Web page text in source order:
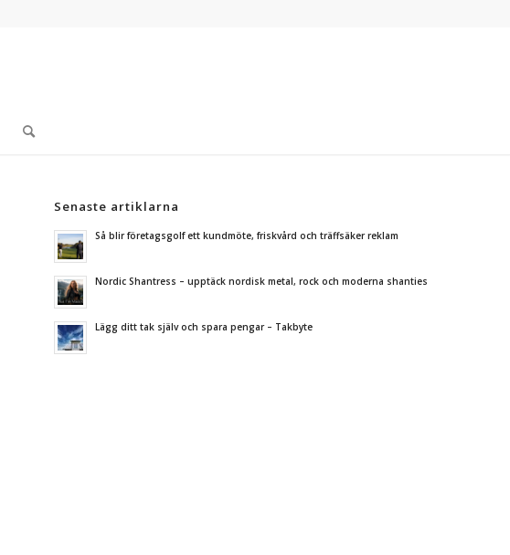
Senaste artiklarna
Så blir företagsgolf ett kundmöte, friskvård och träffsäker reklam
Nordic Shantress – upptäck nordisk metal, rock och moderna shanties
Lägg ditt tak själv och spara pengar – Takbyte